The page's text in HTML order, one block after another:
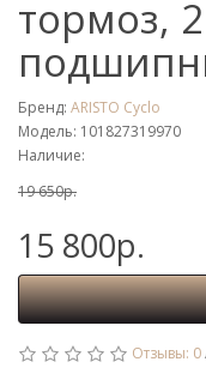
тормоз,
Бренд: ARISTO Cyclo
Модель: 101827319970
Наличие:
19 650р.
15 800р.
Отзывы: 0